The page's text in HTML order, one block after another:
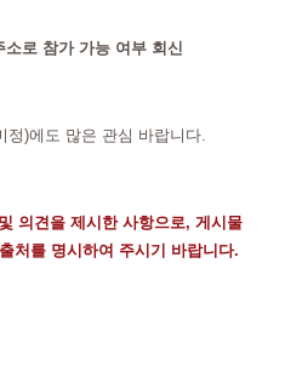
로 참가 가능 여부 회신
정)에도 많은 관심 바랍니다.
의견을 제시한 사항으로, 게시물
처를 명시하여 주시기 바랍니다.